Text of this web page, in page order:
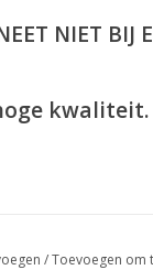
NIET BIJ
kwaliteit.
/Toevoegen om